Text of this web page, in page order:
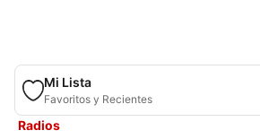
Mi Lista
Favoritos y Recientes
Radios